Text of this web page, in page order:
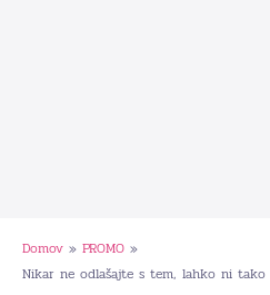
Domov » PROMO »
Nikar ne odlašajte s tem, lahko ni tako